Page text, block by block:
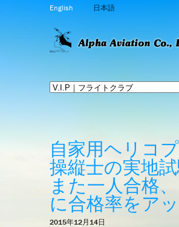
English 日本語
自家用ヘリコ
操縦士の実地
また一人合格
に合格率をアッ
2015年12月14日